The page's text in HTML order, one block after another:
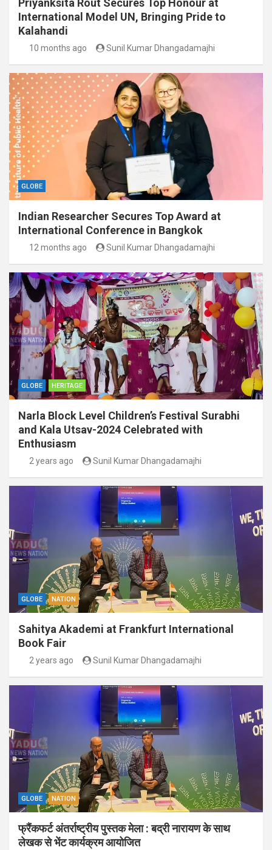
Priyanksita Rout Secures Top Honour at
International Model UN, Bringing Pride to
Kalahandi
10 months ago Sunil Kumar Dhangadamajhi
GLOBE
Indian Researcher Secures Top Award at
International Conference in Bangkok
12 months ago Sunil Kumar Dhangadamajhi
GLOBE HERITAGE
Narla Block Level Children’s Festival Surabhi
and Kala Utsav-2024 Celebrated with
Enthusiasm
2 years ago Sunil Kumar Dhangadamajhi
GLOBE NATION
Sahitya Akademi at Frankfurt International
Book Fair
2 years ago Sunil Kumar Dhangadamajhi
GLOBE NATION
फ्रैंकफर्ट अंतर्राष्ट्रीय पुस्तक मेला : बद्री नारायण के साथ
लेखक से भेंट कार्यक्रम आयोजित